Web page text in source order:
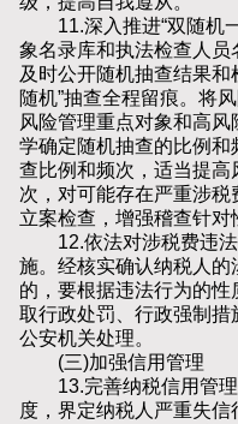
11.深入推进“双随机一
象名录库和执法检查人员
及时公开随机抽查结果和
随机”抽查全程留痕。将
风险管理重点对象和高
学确定随机抽查的比例
查比例和频次，适当提
次，对可能存在严重涉
立案检查，增强稽查针对
12.依法对涉税费违法
施。经核实确认纳税人
的，要根据违法行为的
取行政处罚、行政强制
公安机关处理。
(三)加强信用管理
13.完善纳税信用管理
度，界定纳税人严重失